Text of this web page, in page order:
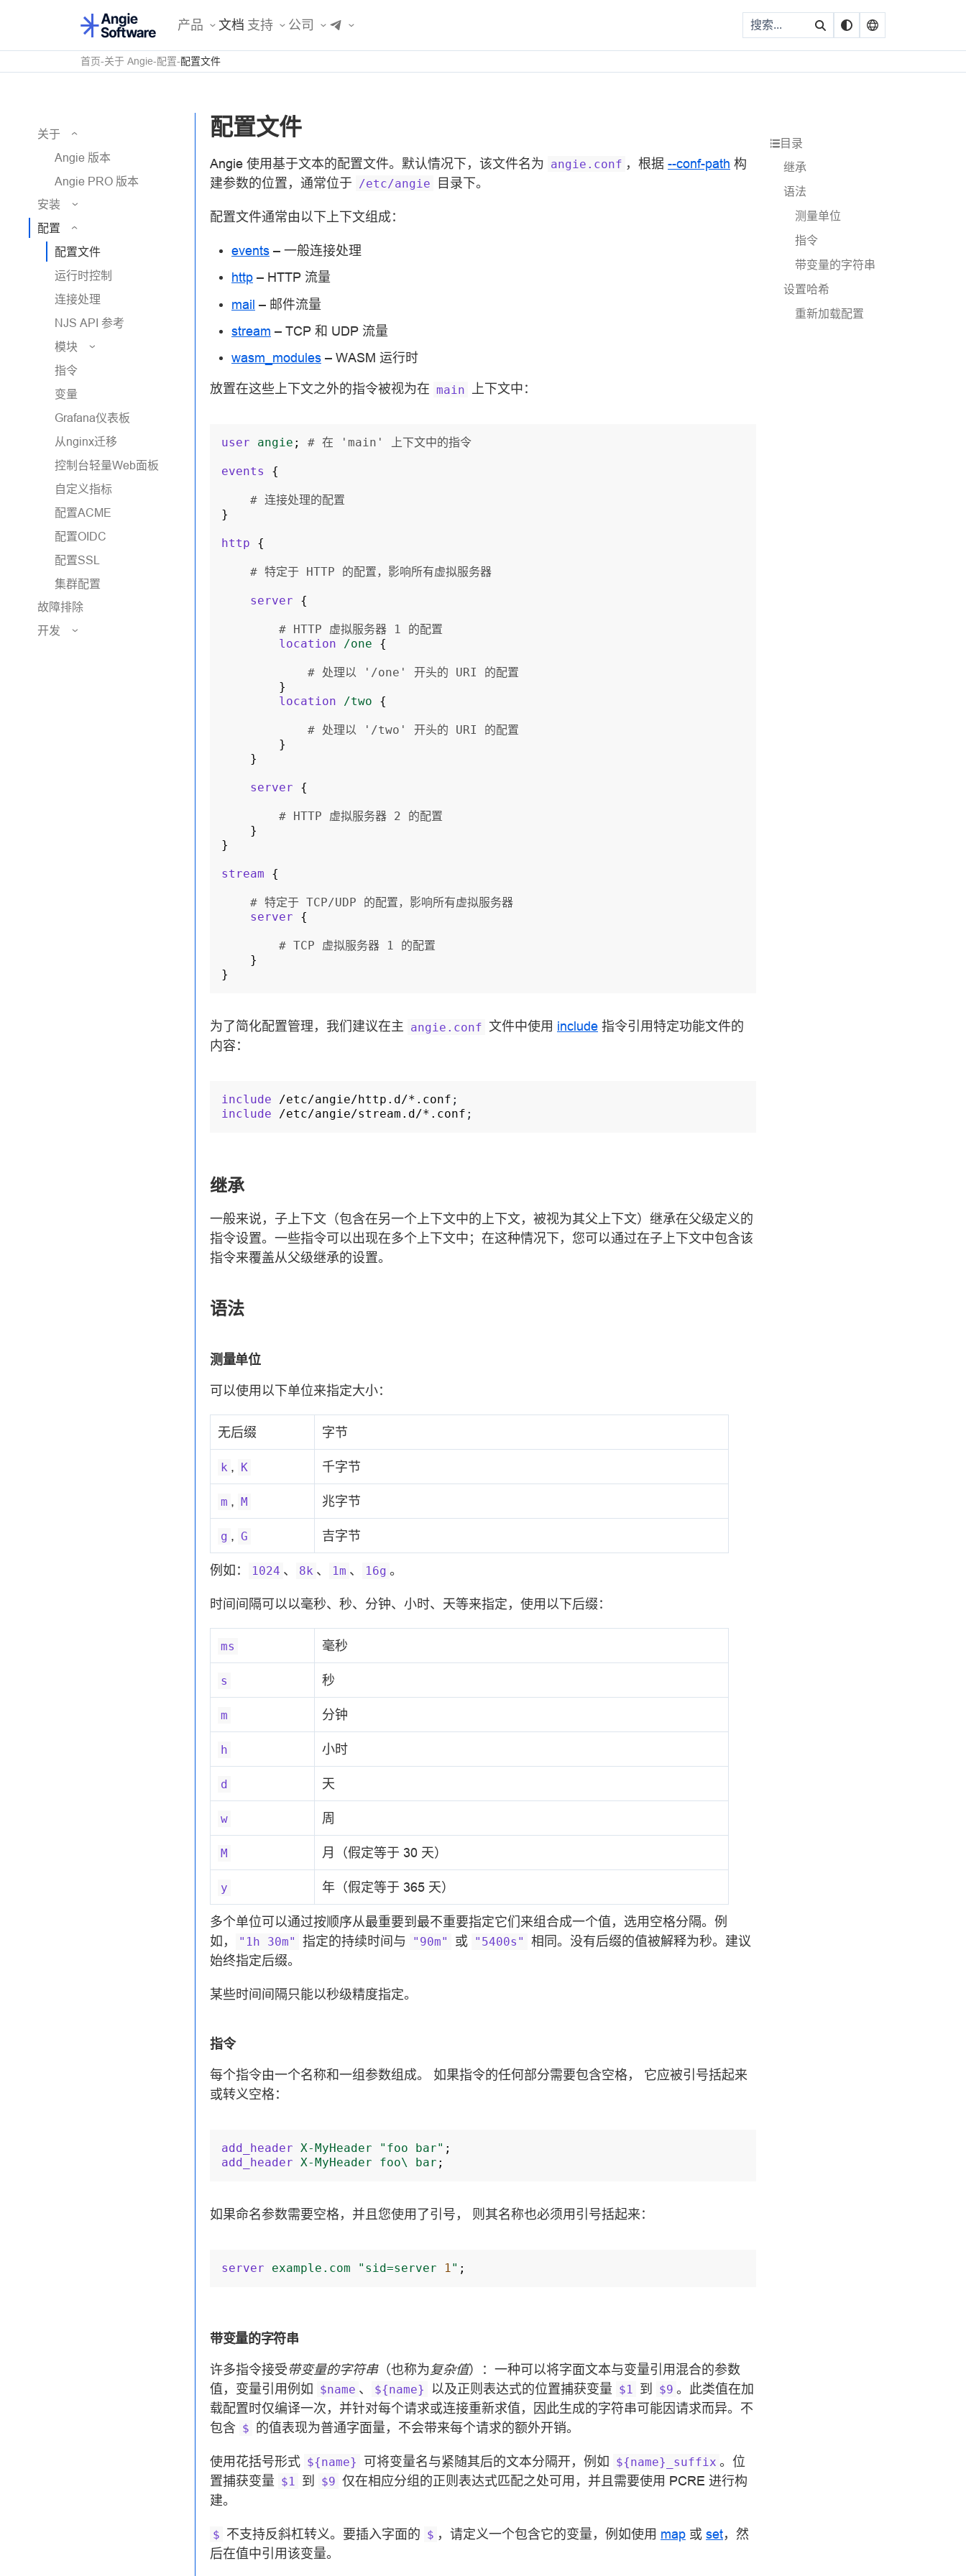
产品 文档 支持 公司
首页 关于 Angie 配置 配置文件
关于
Angie 版本
Angie PRO 版本
安装
配置
配置文件
运行时控制
连接处理
NJS API 参考
模块
指令
变量
Grafana仪表板
从nginx迁移
控制台轻量Web面板
自定义指标
配置ACME
配置OIDC
配置SSL
集群配置
故障排除
开发
配置文件
Angie 使用基于文本的配置文件。默认情况下，该文件名为 angie.conf ，根据 --conf-path 构
建参数的位置，通常位于
/etc/angie 目录下。
配置文件通常由以下上下文组成：
events – 一般连接处理
http – HTTP 流量
mail – 邮件流量
stream – TCP 和 UDP 流量
wasm_modules – WASM 运行时
放置在这些上下文之外的指令被视为在 main 上下文中：
user angie ; # 在 'main' 上下文中的指令
events {
# 连接处理的配置
}
http {
# 特定于 HTTP 的配置，影响所有虚拟服务器
server {
# HTTP 虚拟服务器 1 的配置
location
/one {
# 处理以 '/one' 开头的 URI 的配置
}
location
/two {
# 处理以 '/two' 开头的 URI 的配置
}
}
server {
# HTTP 虚拟服务器 2 的配置
}
}
stream {
# 特定于 TCP/UDP 的配置，影响所有虚拟服务器
server
{
# TCP 虚拟服务器 1 的配置
}
}
为了简化配置管理，我们建议在主 angie.conf 文件中使用 include 指令引用特定功能文件的
内容：
include /etc/angie/http.d/*.conf
include
/etc/angie/stream.d/*.conf
继承
一般来说，子上下文（包含在另一个上下文中的上下文，被视为其父上下文）继承在父级定义的
指令设置。一些指令可以出现在多个上下文中；在这种情况下，您可以通过在子上下文中包含该
指令来覆盖从父级继承的设置。
语法
测量单位
可以使用以下单位来指定大小：
无后缀 字节
k , K 千字节
m , M 兆字节
g , G 吉字节
例如： 1024 、 8k 、 1m 、 16g 。
时间间隔可以以毫秒、秒、分钟、小时、天等来指定，使用以下后缀：
ms 毫秒
s 秒
m 分钟
h 小时
d 天
w 周
M 月（假定等于 30 天）
y 年（假定等于 365 天）
多个单位可以通过按顺序从最重要到最不重要指定它们来组合成一个值，选用空格分隔。例
如，
"1h 30m" 指定的持续时间与 "90m" 或 "5400s"
相同。没有后缀的值被解释为秒。建议
始终指定后缀。
某些时间间隔只能以秒级精度指定。
指令
每个指令由一个名称和一组参数组成。 如果指令的任何部分需要包含空格， 它应被引号括起来
或转义空格：
add_header X-MyHeader "foo bar" ;
add_header
X-MyHeader foo\ bar ;
如果命名参数需要空格，并且您使用了引号， 则其名称也必须用引号括起来：
server example.com "sid=server 1 " ;
带变量的字符串
许多指令接受带变量的字符串（也称为复杂值）：一种可以将字面文本与变量引用混合的参数
值，变量引用例如 $name 、 ${name} 以及正则表达式的位置捕获变量 $1 到 $9 。此类值在加
载配置时仅编译一次，并针对每个请求或连接重新求值，因此生成的字符串可能因请求而异。不
包含 $ 的值表现为普通字面量，不会带来每个请求的额外开销。
使用花括号形式 ${name} 可将变量名与紧随其后的文本分隔开，例如 ${name}_suffix 。位
置捕获变量 $1 到 $9 仅在相应分组的正则表达式匹配之处可用，并且需要使用 PCRE 进行构
建。
$ 不支持反斜杠转义。要插入字面的 $ ，请定义一个包含它的变量，例如使用 map 或 set，然
后在值中引用该变量。
目录
继承
语法
测量单位
指令
带变量的字符串
设置哈希
重新加载配置